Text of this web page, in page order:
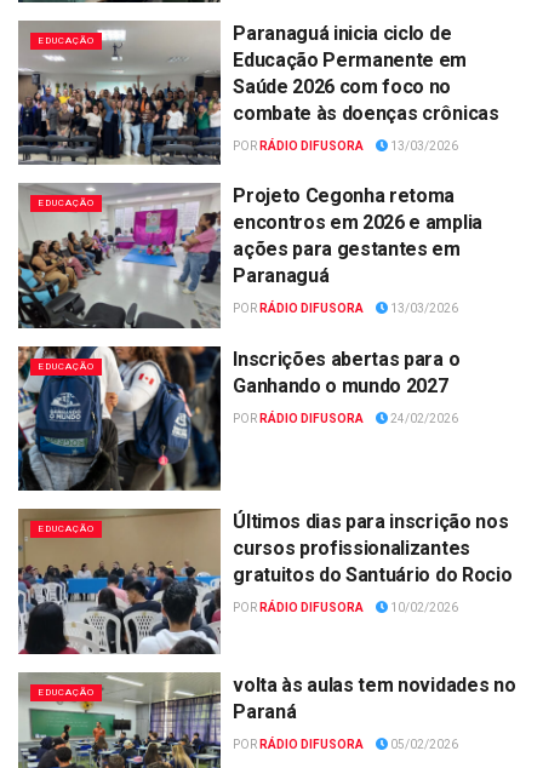
EDUCAÇÃO
Paranaguá inicia ciclo de
Educação Permanente em
Saúde 2026 com foco no
combate às doenças crônicas
POR RÁDIO DIFUSORA 13/03/2026
EDUCAÇÃO
Projeto Cegonha retoma
encontros em 2026 e amplia
ações para gestantes em
Paranaguá
POR RÁDIO DIFUSORA 13/03/2026
EDUCAÇÃO
Inscrições abertas para o
Ganhando o mundo 2027
POR RÁDIO DIFUSORA 24/02/2026
EDUCAÇÃO
Últimos dias para inscrição nos
cursos profissionalizantes
gratuitos do Santuário do Rocio
POR RÁDIO DIFUSORA 10/02/2026
EDUCAÇÃO
volta às aulas tem novidades no
Paraná
POR RÁDIO DIFUSORA 05/02/2026